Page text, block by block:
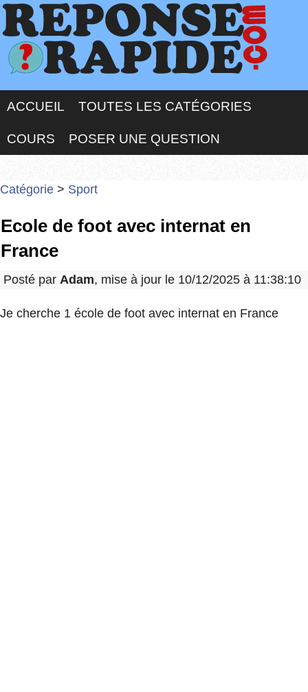
ACCUEIL TOUTES LES CATÉGORIES
COURS POSER UNE QUESTION
Catégorie > Sport
Ecole de foot avec internat en
France
Posté par Adam, mise à jour le 10/12/2025 à 11:38:10
Je cherche 1 école de foot avec internat en France